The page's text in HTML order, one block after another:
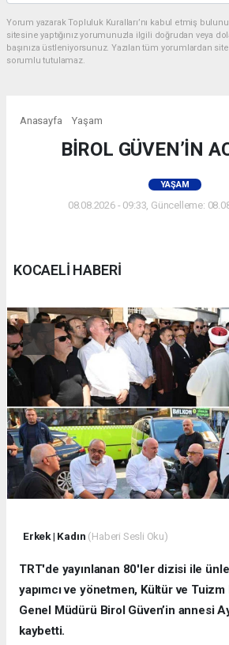
Yorum yazarak Topluluk Kuralları’nı kabul etmiş
sitesine yaptığınız yorumunuzla ilgili doğrudan veya
başınıza üstleniyorsunuz. Yazılan tüm yorumlardan
sorumlu tutulamaz.
Anasayfa Yaşam
BİROL GÜVEN’İN
YAŞAM
08.08.2026 - 09:33, Güncelleme:
KOCAELİ HABERİ
Erkek| Kadın (Haberi Sesli Oku)
TRT'de yayınlanan 80'ler dizisi ile
yapımcı ve yönetmen, Kültür ve Tuizm
Genel Müdürü Birol Güven’in annesi
kaybetti.